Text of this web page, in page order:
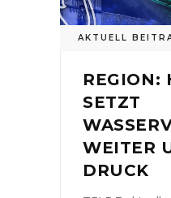
AKTUELL
REGION:
SETZT
WEITER
DRUCK